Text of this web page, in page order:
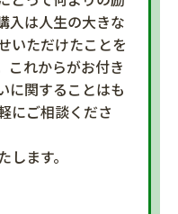
入は人生の大きな
いただけたことを
これからがお付き
に関することはも
にご相談くださ
ます。